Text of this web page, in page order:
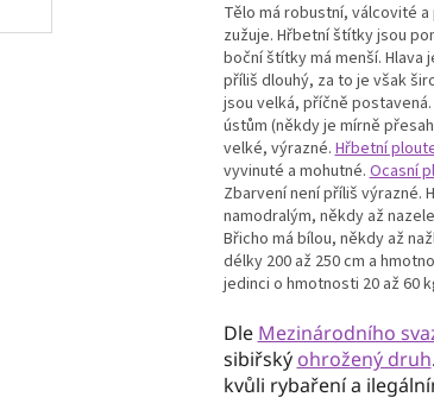
Tělo má robustní, válcovité a
zužuje. Hřbetní štítky jsou
boční štítky má menší. Hlava
příliš dlouhý, za to je však
jsou velká, příčně
ústům (někdy je mírně
velké, výrazné.Hřbetní
vyvinuté a mohutné.Ocasní
Zbarvení není příliš výrazné.
namodralým, někdy až
Břicho má bílou, někdy až
délky 200 až 250 cm a
jedinci o hmotnosti 20 až 60
Dle Mezinárodního
sibiřský ohrožený druh
kvůli rybaření a